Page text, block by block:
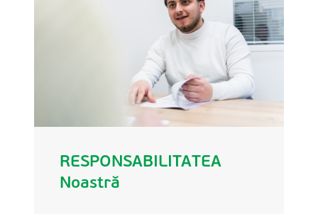
RESPONSABILITATEA
Noastră